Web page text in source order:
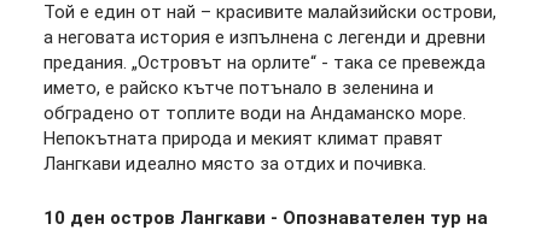
Той е един от най – красивите малайзийски острови,
а неговата история е изпълнена с легенди и древни
предания. „Островът на орлите“ - така се превежда
името, е райско кътче потънало в зеленина и
обградено от топлите води на Андаманско море.
Непокътната природа и мекият климат правят
Лангкави идеално място за отдих и почивкa.
10 ден остров Лангкави - Опознавателен тур на